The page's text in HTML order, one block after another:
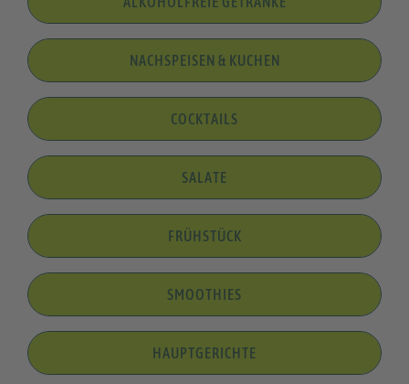
NACHSPEISEN & KUCHEN
COCKTAILS
SALATE
FRÜHSTÜCK
SMOOTHIES
HAUPTGERICHTE